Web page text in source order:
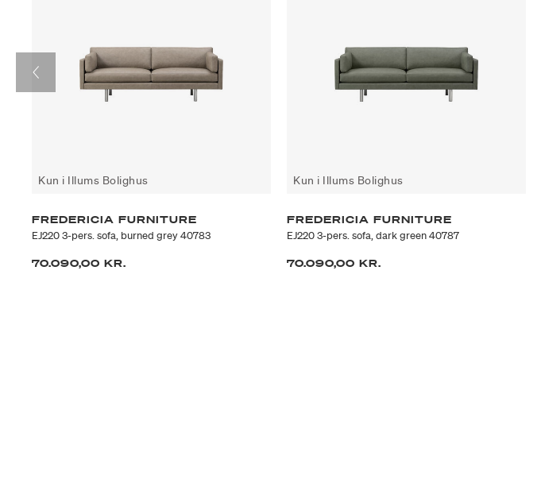
Kun i Illums Bolighus
FREDERICIA FURNITURE
EJ220 3-pers. sofa, burned grey 40783
70.090,00 KR.
Kun i Illums Bolighus
FREDERICIA FURNITURE
EJ220 3-pers. sofa, dark green 40787
70.090,00 KR.